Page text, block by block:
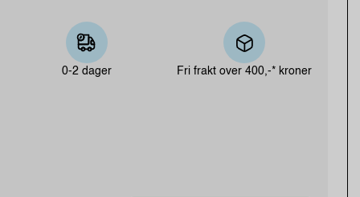
0-2 dager Fri frakt over 400,-* kroner